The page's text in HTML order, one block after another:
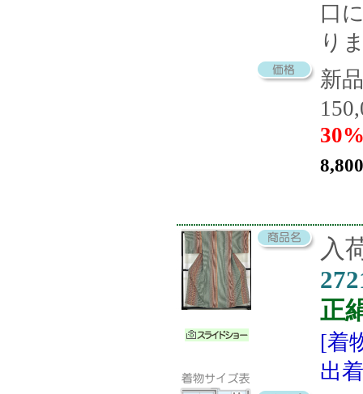
口
り
新
8,800
入
正
[着
出